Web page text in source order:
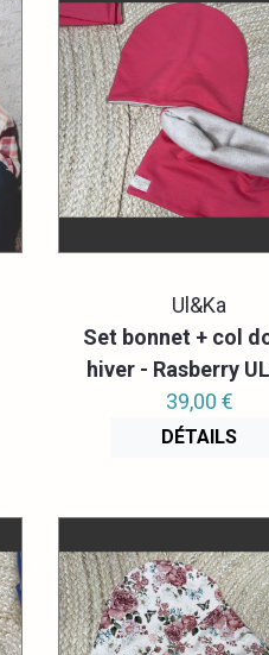
Ul&Ka
Set bonnet + col
hiver - Rasberry
39,00 €
DÉTAILS